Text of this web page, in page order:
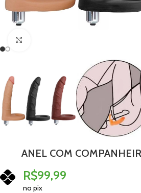
ANEL COM
R$99,99
no pix